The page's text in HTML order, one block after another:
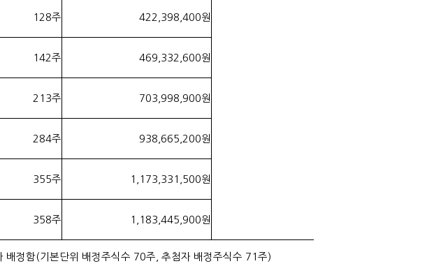
128주 422,398,400원
142주 469,332,600원
213주 703,998,900원
284주 938,665,200원
355주 1,173,331,500원
358주 1,183,445,900원
정함(기본단위 배정주식수 70주, 추첨자 배정주식수 71주)